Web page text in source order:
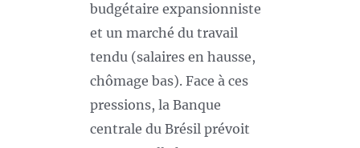
budgétaire expansionniste
et un marché du travail
tendu (salaires en hausse,
chômage bas). Face à ces
pressions, la Banque
centrale du Brésil prévoit